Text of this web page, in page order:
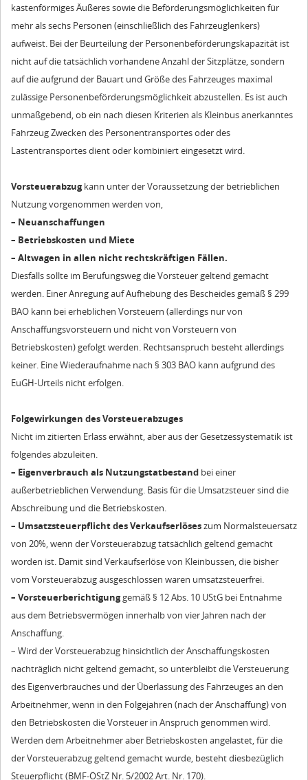
kastenförmiges Äußeres sowie die Beförderungsmöglichkeiten für
mehr als sechs Personen (einschließlich des Fahrzeuglenkers)
aufweist. Bei der Beurteilung der Personenbeförderungskapazität ist
nicht auf die tatsächlich vorhandene Anzahl der Sitzplätze, sondern
auf die aufgrund der Bauart und Größe des Fahrzeuges maximal
zulässige Personenbeförderungsmöglichkeit abzustellen. Es ist auch
unmaßgebend, ob ein nach diesen Kriterien als Kleinbus anerkanntes
Fahrzeug Zwecken des Personentransportes oder des
Lastentransportes dient oder kombiniert eingesetzt wird.
Vorsteuerabzugkann unter der Voraussetzung der betrieblichen
Nutzung vorgenommen werden von,
– Neuanschaffungen
– Betriebskosten und Miete
– Altwagen in allen nicht rechtskräftigen Fällen.
Diesfalls sollte im Berufungsweg die Vorsteuer geltend gemacht
werden. Einer Anregung auf Aufhebung des Bescheides gemäß § 299
BAO kann bei erheblichen Vorsteuern (allerdings nur von
Anschaffungsvorsteuern und nicht von Vorsteuern von
Betriebskosten) gefolgt werden. Rechtsanspruch besteht allerdings
keiner. Eine Wiederaufnahme nach § 303 BAO kann aufgrund des
EuGH-Urteils nicht erfolgen.
Folgewirkungen des Vorsteuerabzuges
Nicht im zitierten Erlass erwähnt, aber aus der Gesetzessystematik ist
folgendes abzuleiten.
– Eigenverbrauch als Nutzungstatbestand bei einer
außerbetrieblichen Verwendung. Basis für die Umsatzsteuer sind die
Abschreibung und die Betriebskosten.
– Umsatzsteuerpflicht des Verkaufserlöseszum Normalsteuersatz
von 20%, wenn der Vorsteuerabzug tatsächlich geltend gemacht
worden ist. Damit sind Verkaufserlöse von Kleinbussen, die bisher
vom Vorsteuerabzug ausgeschlossen waren umsatzsteuerfrei.
– Vorsteuerberichtigunggemäß § 12 Abs. 10 UStG bei Entnahme
aus dem Betriebsvermögen innerhalb von vier Jahren nach der
Anschaffung.
– Wird der Vorsteuerabzug hinsichtlich der Anschaffungskosten
nachträglich nicht geltend gemacht, so unterbleibt die Versteuerung
des Eigenverbrauches und der Überlassung des Fahrzeuges an den
Arbeitnehmer, wenn in den Folgejahren (nach der Anschaffung) von
den Betriebskosten die Vorsteuer in Anspruch genommen wird.
Werden dem Arbeitnehmer aber Betriebskosten angelastet, für die
der Vorsteuerabzug geltend gemacht wurde, besteht diesbezüglich
Steuerpflicht (BMF-ÖStZ Nr. 5/2002 Art. Nr. 170).